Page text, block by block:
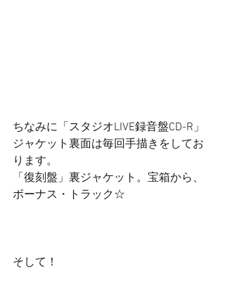
ちなみに「スタジオLIVE録音盤CD-R」
ジャケット裏面は毎回手描きをしてお
ります。
「復刻盤」裏ジャケット。宝箱から、
ボーナス・トラック☆
そして！